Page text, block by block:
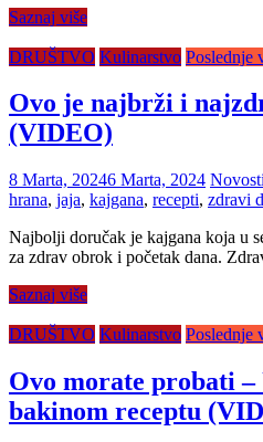
Saznaj više
DRUŠTVO Kulinarstvo Poslednje
Ovo je najbrži i
(VIDEO)
8 Marta, 20246 Marta, 2024
hrana, jaja, kajgana, recepti, zdravi
Najbolji doručak je kajgana koja u
za zdrav obrok i početak dana.
Saznaj više
DRUŠTVO Kulinarstvo Poslednje
Ovo morate probati –
bakinom receptu